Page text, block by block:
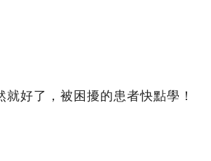
好了，被困擾的患者快點學！